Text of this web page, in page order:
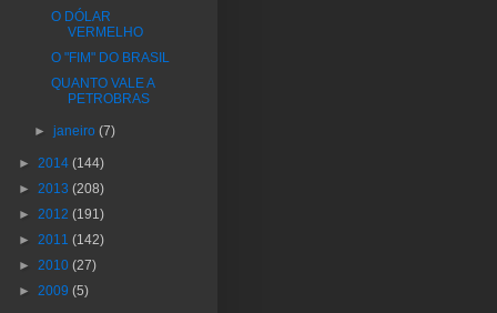
O DÓLAR
VERMELHO
O "FIM" DO BRASIL
QUANTO VALE A
PETROBRAS
►janeiro(7)
► 2014 (144)
► 2013 (208)
► 2012 (191)
► 2011 (142)
► 2010 (27)
► 2009 (5)